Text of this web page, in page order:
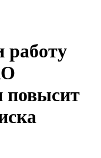
работу
повысит